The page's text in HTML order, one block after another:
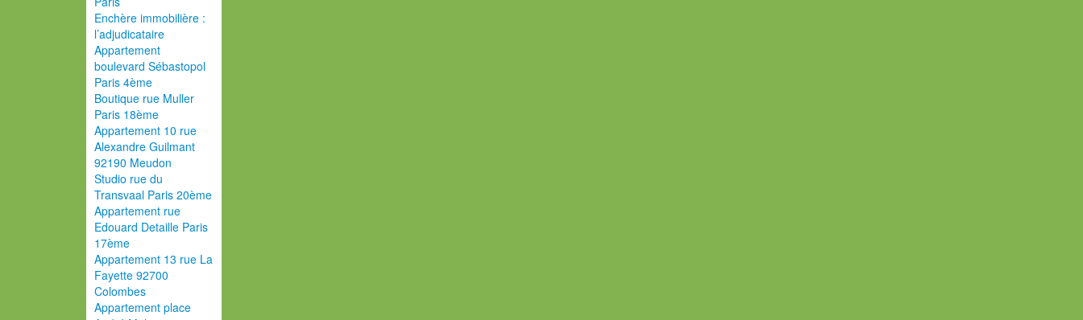
Enchère immobilière :
l’adjudicataire
Appartement
boulevard Sébastopol
Paris 4ème
Boutique rue Muller
Paris 18ème
Appartement 10 rue
Alexandre Guilmant
92190 Meudon
Studio rue du
Transvaal Paris 20ème
Appartement rue
Edouard Detaille Paris
17ème
Appartement 13 rue La
Fayette 92700
Colombes
Appartement place